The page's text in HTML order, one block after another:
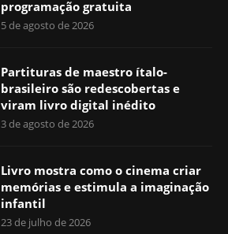
programação gratuita
5 de agosto de 2026
Partituras de maestro ítalo-
brasileiro são redescobertas e
viram livro digital inédito
3 de agosto de 2026
Livro mostra como o cinema criar
memórias e estimula a imaginação
infantil
23 de julho de 2026